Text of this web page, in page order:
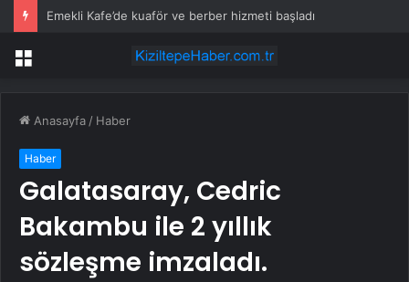
Emekli Kafe’de kuaför ve berber hizmeti başladı
Menü
Anasayfa / Haber
Haber
Galatasaray, Cedric
Bakambu ile 2 yıllık
sözleşme imzaladı.